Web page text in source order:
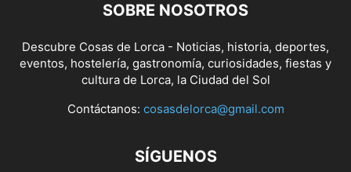
SOBRE NOSOTROS
Descubre Cosas de Lorca - Noticias, historia, deportes,
eventos, hostelería, gastronomía, curiosidades, fiestas y
cultura de Lorca, la Ciudad del Sol
Contáctanos: cosasdelorca@gmail.com
SÍGUENOS